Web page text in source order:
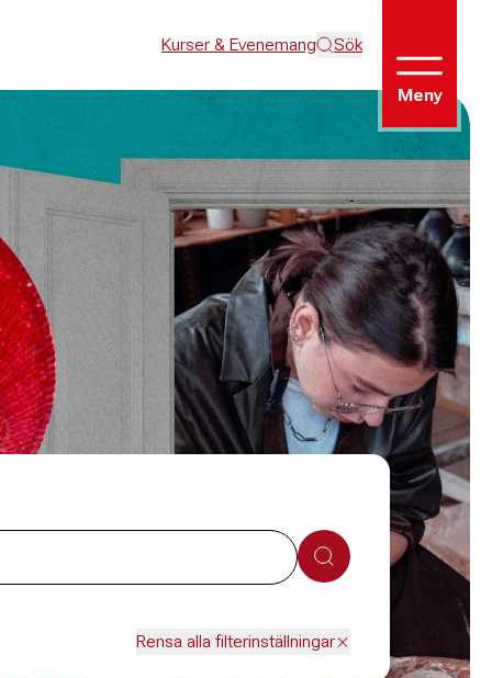
Kurser & Evenemang Sök
Meny
Sök
Rensa alla filterinställningar